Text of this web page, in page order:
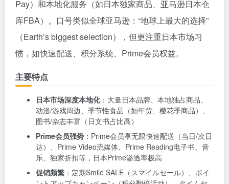
Pay）和本地化服务（如日本独家商品、亚马逊日本仓
库FBA）。口号类似全球亚马逊：“地球上最大的选择”
（Earth’s biggest selection），但更注重日本市场习
惯，如快速配送、积分系统、Prime会员权益。
主要特点
日本市场深度本地化：大量日本品牌、本地独占商品、
动漫/游戏周边、季节性食品（如年货、樱花季商品）、
图书/杂志丰富（日文书占比高）
Prime会员强势 ：Prime会员享无限快速配送（当日/次日
达）、Prime Video流媒体、Prime Reading电子书、音
乐、独家折扣等，日本Prime渗透率极高
促销频繁 ：定期Smile SALE（スマイルセール）、ポイ